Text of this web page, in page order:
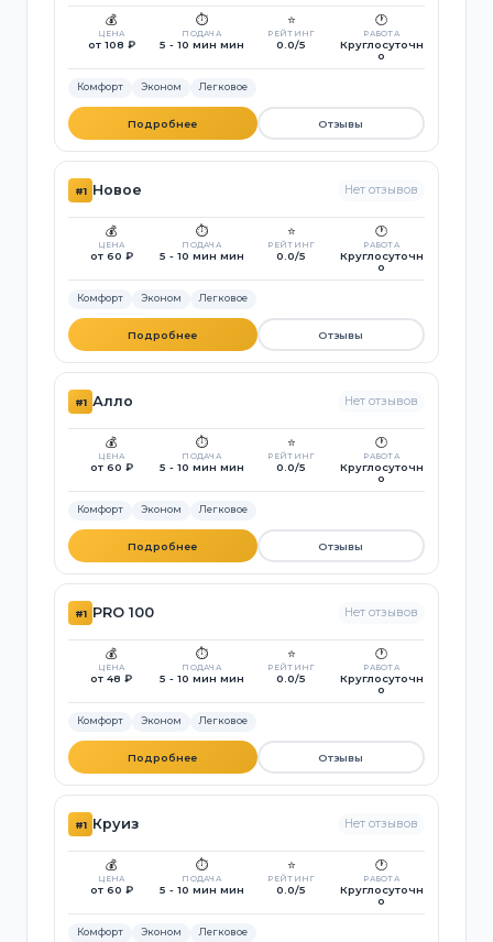
💰
ЦЕНА
от 108 ₽
⏱️
ПОДАЧА
5 - 10 мин мин
⭐
РЕЙТИНГ
0.0/5
🕐
РАБОТА
Круглосуточн
о
Комфорт Эконом Легковое
Подробнее Отзывы
#1 Новое Нет отзывов
💰
ЦЕНА
от 60 ₽
⏱️
ПОДАЧА
5 - 10 мин мин
⭐
РЕЙТИНГ
0.0/5
🕐
РАБОТА
Круглосуточн
о
Комфорт Эконом Легковое
Подробнее Отзывы
#1 Алло Нет отзывов
💰
ЦЕНА
от 60 ₽
⏱️
ПОДАЧА
5 - 10 мин мин
⭐
РЕЙТИНГ
0.0/5
🕐
РАБОТА
Круглосуточн
о
Комфорт Эконом Легковое
Подробнее Отзывы
#1 PRO 100 Нет отзывов
💰
ЦЕНА
от 48 ₽
⏱️
ПОДАЧА
5 - 10 мин мин
⭐
РЕЙТИНГ
0.0/5
🕐
РАБОТА
Круглосуточн
о
Комфорт Эконом Легковое
Подробнее Отзывы
#1 Круиз Нет отзывов
💰
ЦЕНА
от 60 ₽
⏱️
ПОДАЧА
5 - 10 мин мин
⭐
РЕЙТИНГ
0.0/5
🕐
РАБОТА
Круглосуточн
о
Комфорт Эконом Легковое